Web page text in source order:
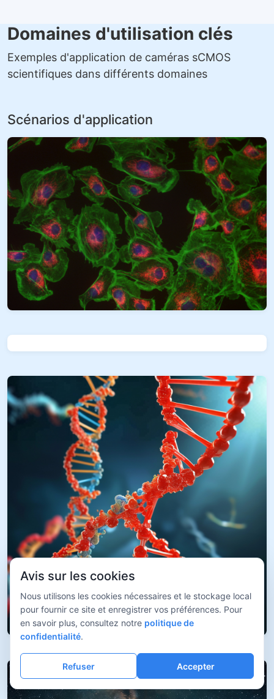
Domaines d'utilisation clés
Exemples d'application de caméras sCMOS
scientifiques dans différents domaines
Scénarios d'application
Avis sur les cookies
Nous utilisons les cookies nécessaires et le stockage local
pour fournir ce site et enregistrer vos préférences. Pour
en savoir plus, consultez notre politique de
confidentialité.
Refuser Accepter